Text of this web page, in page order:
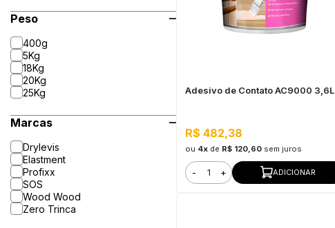
Peso
400g
5Kg
18Kg
20Kg
25Kg
Marcas
Drylevis
Elastment
Profixx
SOS
Wood Wood
Zero Trinca
Adesivo de Contato AC9000 3,6L
R$ 482,38
ou 4x de R$ 120,60 sem juros
- + ADICIONAR